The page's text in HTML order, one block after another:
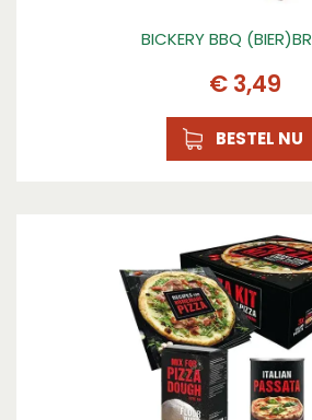
BICKERY BBQ
€ 3,49
BESTEL NU